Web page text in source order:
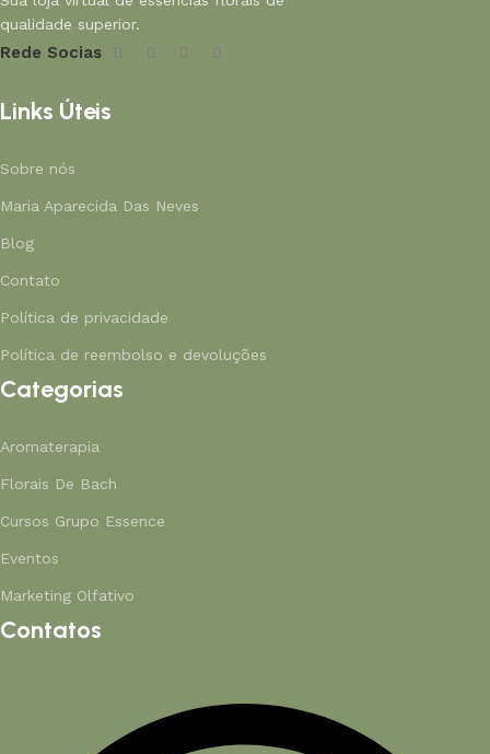
qualidade superior.
Rede Socias
Links Úteis
Sobre nós
Maria Aparecida Das Neves
Blog
Contato
Política de privacidade
Política de reembolso e devoluções
Categorias
Aromaterapia
Florais De Bach
Cursos Grupo Essence
Eventos
Marketing Olfativo
Contatos